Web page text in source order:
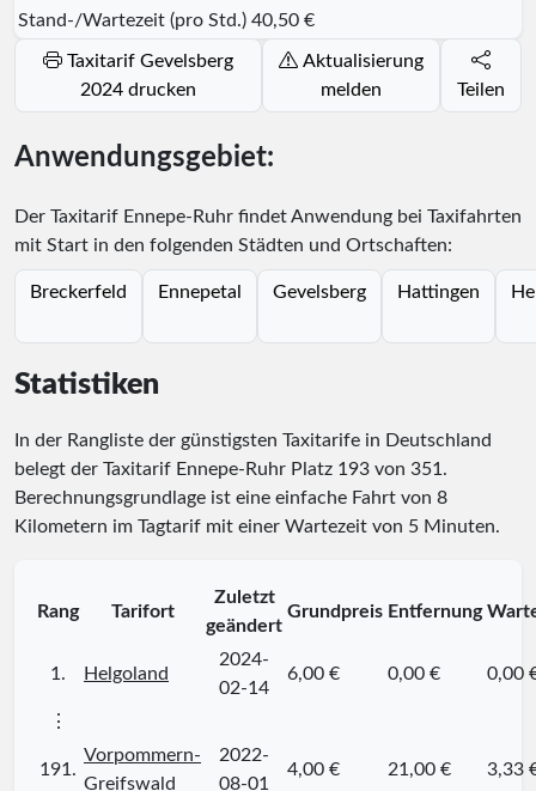
Stand-/Wartezeit (pro Std.) 40,50 €
Taxitarif Gevelsberg
2024 drucken
Aktualisierung
melden
Teilen
Anwendungsgebiet:
Der Taxitarif Ennepe-Ruhr findet Anwendung bei Taxifahrten
mit Start in den folgenden Städten und Ortschaften:
Breckerfeld Ennepetal Gevelsberg Hattingen
Statistiken
In der Rangliste der günstigsten Taxitarife in Deutschland
belegt der Taxitarif Ennepe-Ruhr Platz 193 von 351.
Berechnungsgrundlage ist eine einfache Fahrt von 8
Kilometern im Tagtarif mit einer Wartezeit von 5 Minuten.
Rang Tarifort
Zuletzt
geändert
Grundpreis Entfernung
1. Helgoland
2024-
02-14
6,00 € 0,00 € 0,00
⋮
191.
Vorpommern-
Greifswald
2022-
08-01
4,00 € 21,00 € 3,33